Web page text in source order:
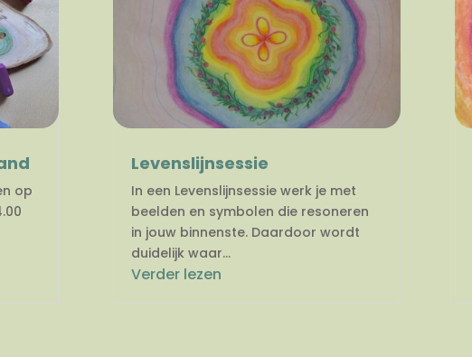
op
Levenslijnsessie
In een Levenslijnsessie werk je met
beelden en symbolen die resoneren
in jouw binnenste. Daardoor wordt
duidelijk waar...
Verder lezen